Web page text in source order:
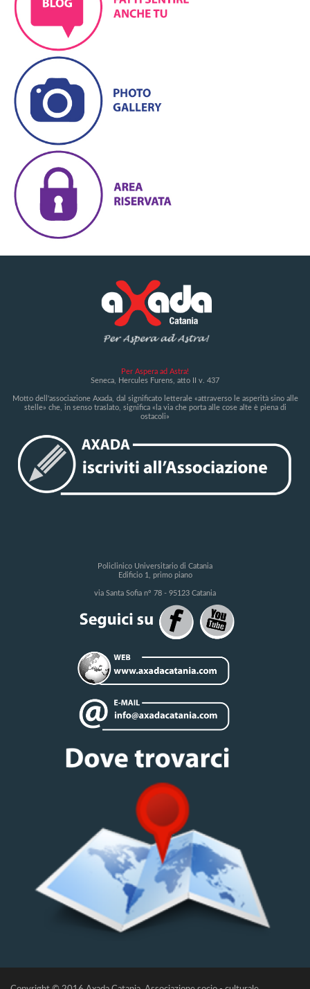
Per Aspera ad Astra!
Seneca, Hercules Furens, atto II v. 437
Motto dell'associazione Axada, dal significato letterale «attraverso le asperità sino alle
stelle» che, in senso traslato, significa «la via che porta alle cose alte è piena di
ostacoli»
Policlinico Universitario di Catania
Edificio 1, primo piano
via Santa Sofia n° 78 - 95123 Catania